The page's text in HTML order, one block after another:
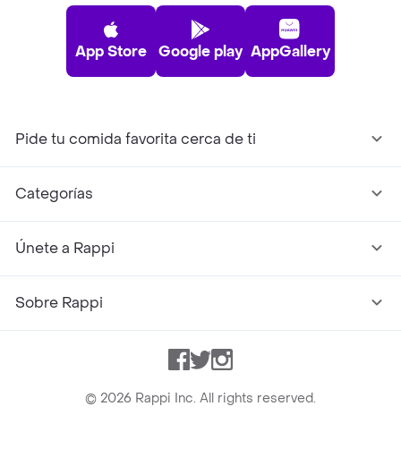
App Store Google play AppGallery
Pide tu comida favorita cerca de ti
Categorías
Únete a Rappi
Sobre Rappi
Facebook
TwitterInstagram
© 2026 Rappi Inc. All rights reserved.